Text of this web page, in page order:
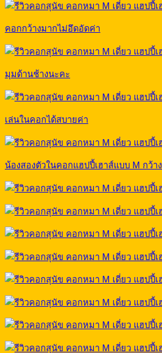
คอกกว้างมากไม่อึดอัดค่า
มุมด้านช้างนะคะ
เล่นในคอกได้สบายค่า
น้องสองตัวในคอกแฮปปี้เฮาส์แบบ M กว้าง